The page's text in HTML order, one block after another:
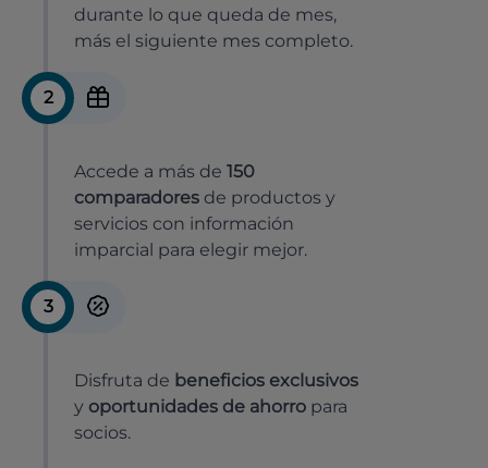
durante lo que queda de mes,
más el siguiente mes completo.
2
Accede a más de 150
comparadores de productos y
servicios con información
imparcial para elegir mejor.
3
Disfruta de beneficios exclusivos
y oportunidades de ahorro para
socios.